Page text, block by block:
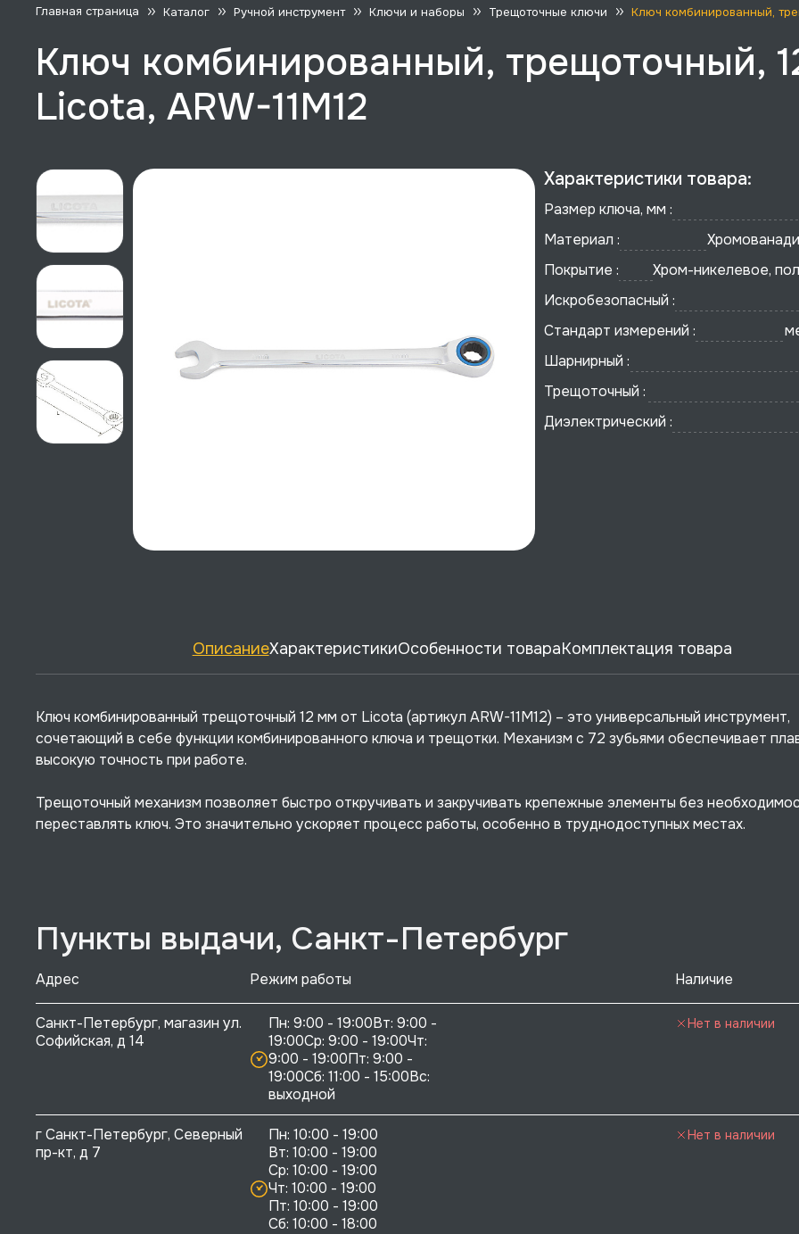
Главная страница Каталог Ручной инструмент Ключи и наборы Трещоточные ключи Ключ комбинированный,
Ключ комбинированный, трещоточный,
Licota, ARW-11M12
Характеристики товара:
Размер ключа, мм :
Материал :
Покрытие :
Хром-никелевое,
Искробезопасный :
Стандарт измерений :
Шарнирный :
Трещоточный :
Диэлектрический :
ОписаниеХарактеристикиОсобенности товараКомплектация товара
Ключ комбинированный трещоточный 12 мм от Licota (артикул ARW-11M12) – это универсальный инструмент,
сочетающий в себе функции комбинированного ключа и трещотки. Механизм с 72 зубьями обеспечивает
высокую точность при работе.
Трещоточный механизм позволяет быстро откручивать и закручивать крепежные элементы без
переставлять ключ. Это значительно ускоряет процесс работы, особенно в труднодоступных местах.
Пункты выдачи, Санкт-Петербург
Адрес Режим работы Наличие
Санкт-Петербург, магазин ул.
Софийская, д 14
Пн: 9:00 - 19:00Вт: 9:00 -
19:00Ср: 9:00 - 19:00Чт:
9:00 - 19:00Пт: 9:00 -
19:00Сб: 11:00 - 15:00Вс:
выходной
Нет в наличии
г Санкт-Петербург, Северный
пр-кт, д 7
Пн: 10:00 - 19:00
Вт: 10:00 - 19:00
Ср: 10:00 - 19:00
Чт: 10:00 - 19:00
Пт: 10:00 - 19:00
Сб: 10:00 - 18:00
Нет в наличии